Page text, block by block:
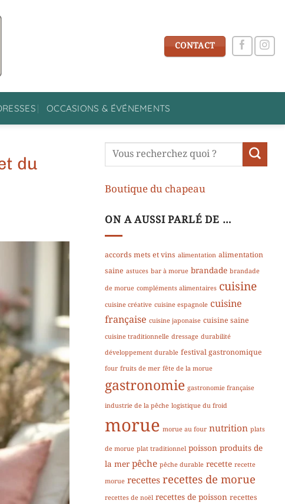
CONTACT
OCCASIONS & ÉVÉNEMENTS
du
Boutique du chapeau
ON A AUSSI PARLÉ DE …
accords mets et vins alimentation alimentation
saine astuces bar à morue brandade brandade
de morue compléments alimentaires cuisine
cuisine créative cuisine espagnole cuisine
française cuisine japonaise cuisine saine
cuisine traditionnelle dressage durabilité
développement durable festival gastronomique
four fruits de mer fête de la morue
gastronomie gastronomie française
industrie de la pêche logistique du froid
morue morue au four nutrition plats
de morue plat traditionnel poisson produits de
la mer pêche pêche durable recette recette
morue recettes recettes de morue
recettes de noël recettes de poisson recettes